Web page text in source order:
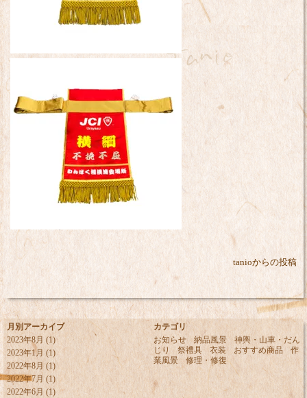
tanioからの投稿
月別アーカイブ
2023年8月 (1)
2023年1月 (1)
2022年8月 (1)
2022年7月 (1)
2022年6月 (1)
カテゴリ
お知らせ
納品風景
神輿・山車・だん
じり
祭禮具 衣装 おすすめ商品
作
業風景
修理・修復